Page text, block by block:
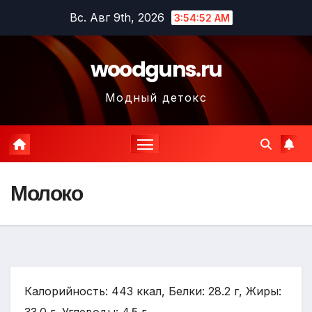
содержимому
Вс. Авг 9th, 2026 3:54:53 AM
woodguns.ru
Модный детокс
Молоко
Калорийность: 443 ккал, Белки: 28.2 г, Жиры: